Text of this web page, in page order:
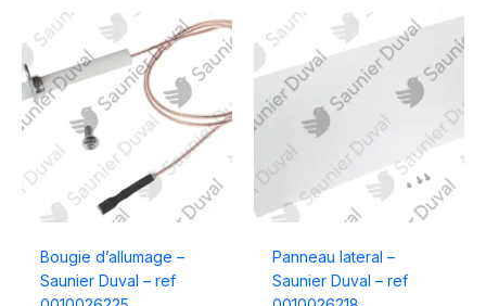
Bougie d’allumage –
Saunier Duval – ref
Panneau lateral –
Saunier Duval – ref